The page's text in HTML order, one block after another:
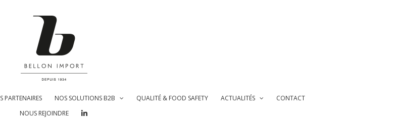
PARTENAIRES NOS SOLUTIONS B2B QUALITÉ & FOOD SAFETY ACTUALITÉS
CONTACT
NOUS REJOINDRE